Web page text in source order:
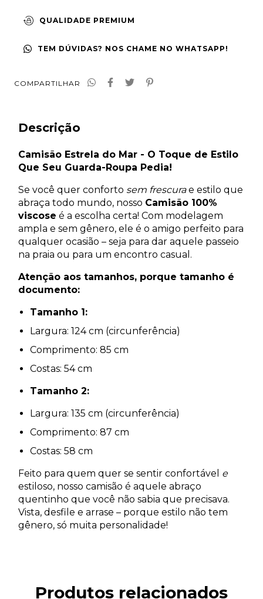
QUALIDADE PREMIUM
TEM DÚVIDAS? NOS CHAME NO WHATSAPP!
COMPARTILHAR
Descrição
Camisão Estrela do Mar - O Toque de Estilo
Que Seu Guarda-Roupa Pedia!
Se você quer conforto sem frescurae estilo que
abraça todo mundo, nosso Camisão 100%
viscose é a escolha certa! Com modelagem
ampla e sem gênero, ele é o amigo perfeito para
qualquer ocasião – seja para dar aquele passeio
na praia ou para um encontro casual.
Atenção aos tamanhos, porque tamanho é
documento:
Tamanho 1:
Largura: 124 cm (circunferência)
Comprimento: 85 cm
Costas: 54 cm
Tamanho 2:
Largura: 135 cm (circunferência)
Comprimento: 87 cm
Costas: 58 cm
Feito para quem quer se sentir confortável e
estiloso, nosso camisão é aquele abraço
quentinho que você não sabia que precisava.
Vista, desfile e arrase – porque estilo não tem
gênero, só muita personalidade!
Produtos relacionados